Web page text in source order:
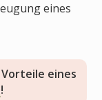
eines
eines
!